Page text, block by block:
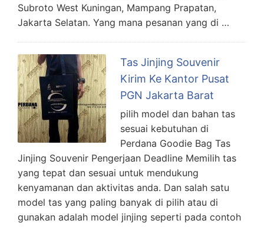
Subroto West Kuningan, Mampang Prapatan,
Jakarta Selatan. Yang mana pesanan yang di …
Tas Jinjing Souvenir
Kirim Ke Kantor Pusat
PGN Jakarta Barat
pilih model dan bahan tas
sesuai kebutuhan di
Perdana Goodie Bag Tas
Jinjing Souvenir Pengerjaan Deadline Memilih tas
yang tepat dan sesuai untuk mendukung
kenyamanan dan aktivitas anda. Dan salah satu
model tas yang paling banyak di pilih atau di
gunakan adalah model jinjing seperti pada contoh